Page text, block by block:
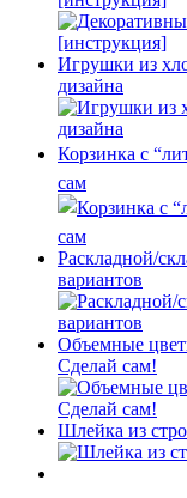
Игрушки из
дизайна
Корзинка с
сам
Раскладной/
вариантов
Объемные
Сделай сам!
Шлейка из